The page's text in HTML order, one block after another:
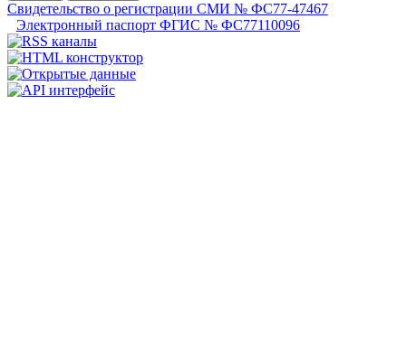
Свидетельство о регистрации СМИ № ФС77-47467
Электронный паспорт ФГИС № ФС77110096